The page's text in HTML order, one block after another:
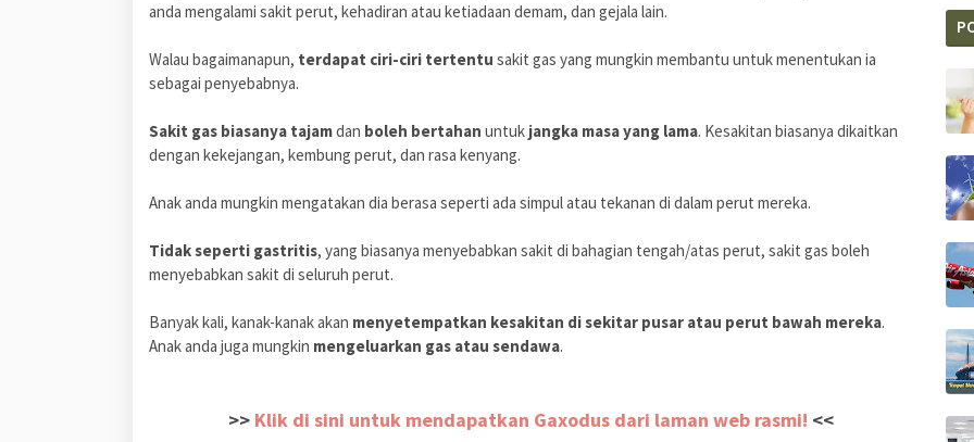
anda mengalami sakit perut, kehadiran atau ketiadaan demam, dan gejala lain.
Walau bagaimanapun, terdapat ciri-ciri tertentu sakit gas yang mungkin membantu untuk menentukan ia
sebagai penyebabnya.
Sakit gas biasanya tajamdan boleh bertahan untuk jangka masa yang lama. Kesakitan biasanya dikaitkan
dengan kekejangan, kembung perut, dan rasa kenyang.
Anak anda mungkin mengatakan dia berasa seperti ada simpul atau tekanan di dalam perut mereka.
Tidak seperti gastritis, yang biasanya menyebabkan sakit di bahagian tengah/atas perut, sakit gas boleh
menyebabkan sakit di seluruh perut.
Banyak kali, kanak-kanak akan menyetempatkan kesakitan di sekitar pusar atau perut bawah mereka.
Anak anda juga mungkin mengeluarkan gas atau sendawa.
>> Klik di sini untuk mendapatkan Gaxodus dari laman web rasmi! <<